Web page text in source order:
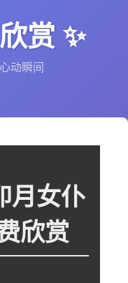
赏 ✨
动瞬间
月女仆
欣赏